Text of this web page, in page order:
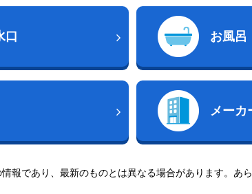
口 お風呂
メーカ
報であり、最新のものとは異なる場合があります。あら